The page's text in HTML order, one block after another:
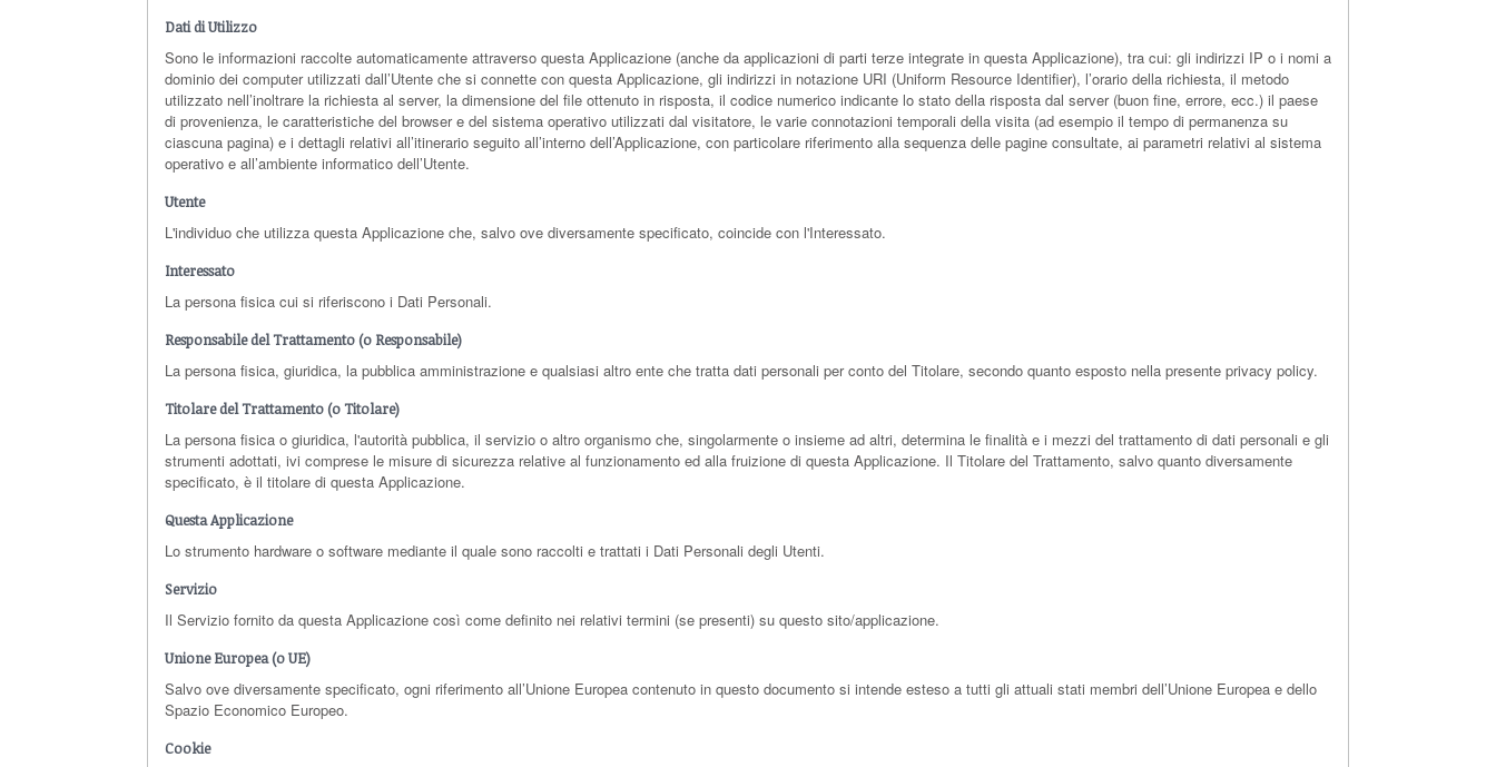
Dati di Utilizzo
Sono le informazioni raccolte automaticamente attraverso questa Applicazione (anche da applicazioni di parti terze integrate in questa Applicazione), tra cui: gli indirizzi IP o i nomi a
dominio dei computer utilizzati dall’Utente che si connette con questa Applicazione, gli indirizzi in notazione URI (Uniform Resource Identifier), l’orario della richiesta, il metodo
utilizzato nell’inoltrare la richiesta al server, la dimensione del file ottenuto in risposta, il codice numerico indicante lo stato della risposta dal server (buon fine, errore, ecc.) il paese
di provenienza, le caratteristiche del browser e del sistema operativo utilizzati dal visitatore, le varie connotazioni temporali della visita (ad esempio il tempo di permanenza su
ciascuna pagina) e i dettagli relativi all’itinerario seguito all’interno dell’Applicazione, con particolare riferimento alla sequenza delle pagine consultate, ai parametri relativi al sistema
operativo e all’ambiente informatico dell’Utente.
Utente
L'individuo che utilizza questa Applicazione che, salvo ove diversamente specificato, coincide con l'Interessato.
Interessato
La persona fisica cui si riferiscono i Dati Personali.
Responsabile del Trattamento (o Responsabile)
La persona fisica, giuridica, la pubblica amministrazione e qualsiasi altro ente che tratta dati personali per conto del Titolare, secondo quanto esposto nella presente privacy policy.
Titolare del Trattamento (o Titolare)
La persona fisica o giuridica, l'autorità pubblica, il servizio o altro organismo che, singolarmente o insieme ad altri, determina le finalità e i mezzi del trattamento di dati personali e gli
strumenti adottati, ivi comprese le misure di sicurezza relative al funzionamento ed alla fruizione di questa Applicazione. Il Titolare del Trattamento, salvo quanto diversamente
specificato, è il titolare di questa Applicazione.
Questa Applicazione
Lo strumento hardware o software mediante il quale sono raccolti e trattati i Dati Personali degli Utenti.
Servizio
Il Servizio fornito da questa Applicazione così come definito nei relativi termini (se presenti) su questo sito/applicazione.
Unione Europea (o UE)
Salvo ove diversamente specificato, ogni riferimento all’Unione Europea contenuto in questo documento si intende esteso a tutti gli attuali stati membri dell’Unione Europea e dello
Spazio Economico Europeo.
Cookie